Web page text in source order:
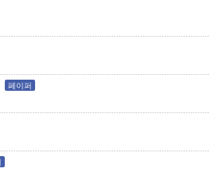
페이퍼